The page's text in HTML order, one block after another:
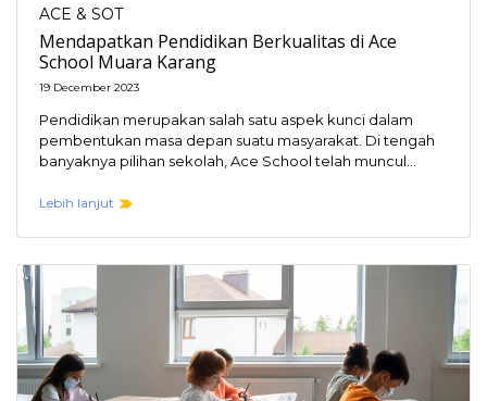
ACE & SOT
Mendapatkan Pendidikan Berkualitas di Ace
School Muara Karang
19 December 2023
Pendidikan merupakan salah satu aspek kunci dalam
pembentukan masa depan suatu masyarakat. Di tengah
banyaknya pilihan sekolah, Ace School telah muncul
Lebih lanjut